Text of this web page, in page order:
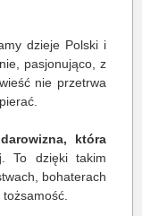
dzieje Polski i
pasjonująco, z
nie przetrwa
która
. To dzięki takim
bohaterach